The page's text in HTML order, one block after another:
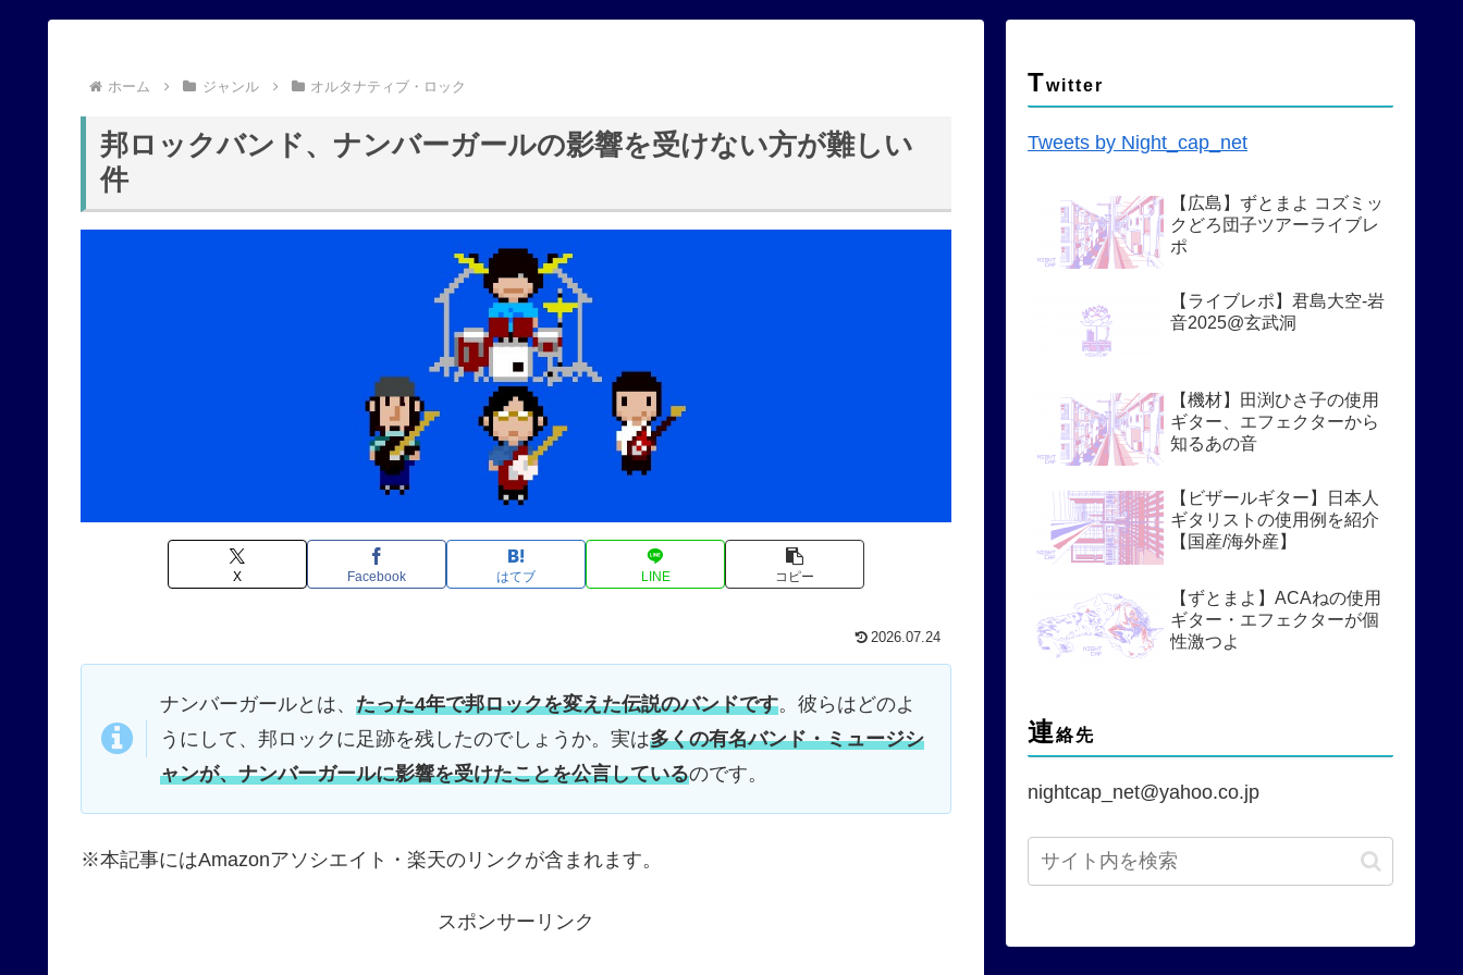
ホーム ジャンル オルタナティブ・ロック
邦ロックバンド、ナンバーガールの影響を受けない方が難しい
件
X Facebook はてブ LINE コピー
2026.07.24
ナンバーガールとは、 たった4年で邦ロックを変えた伝説のバンドです。彼らはどのよ
うにして、邦ロックに足跡を残したのでしょうか。実は多くの有名バンド・ミュージシ
ャンが、ナンバーガールに影響を受けたことを公言しているのです。
※本記事にはAmazonアソシエイト・楽天のリンクが含まれます。
スポンサーリンク
Twitter
Tweets by Night_cap_net
【広島】ずとまよ コズミッ
クどろ団子ツアーライブレ
ポ
【ライブレポ】君島大空-岩
音2025@玄武洞
【機材】田渕ひさ子の使用
ギター、エフェクターから
知るあの音
【ビザールギター】日本人
ギタリストの使用例を紹介
【国産/海外産】
【ずとまよ】ACAねの使用
ギター・エフェクターが個
性激つよ
連絡先
nightcap_net@yahoo.co.jp